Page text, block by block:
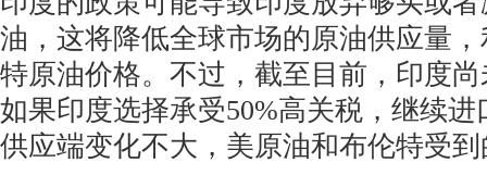
油，这将降低全球市场的原油供应量
特原油价格。不过，截至目前，印度
如果印度选择承受50%高关税，继续
供应端变化不大，美原油和布伦特受